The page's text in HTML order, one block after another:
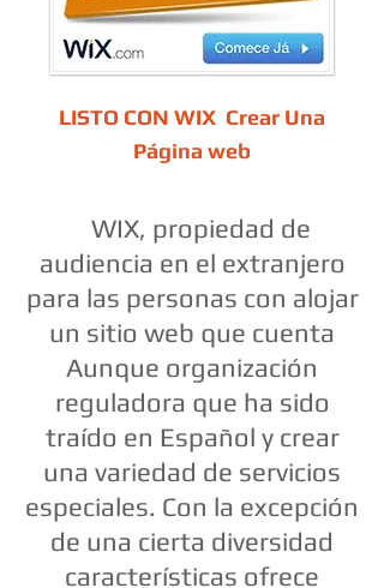
WIX, propiedad de
audiencia en el extranjero
para las personas con alojar
un sitio web que cuenta
Aunque organización
reguladora que ha sido
traído en Español y crear
una variedad de servicios
especiales. Con la excepción
de una cierta diversidad
características ofrece
LISTO CON WIX Crear Una
Página web